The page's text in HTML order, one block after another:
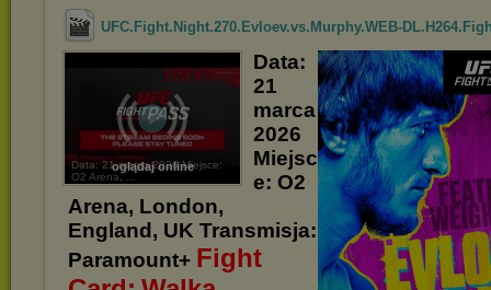
UFC.Fight.Night.270.Evloev.vs.Murphy.WEB-
oglądaj online
Data: 21 marca 2026 Miejsce:
O2 Arena, ...
Data:
21
marca
2026
Miejsc
e: O2
Arena, London,
England, UK Transmisja:
Paramount+ Fight